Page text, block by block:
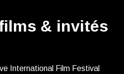
& invités
International Film Festival